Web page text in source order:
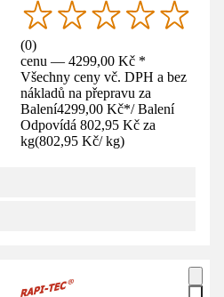
(0)
cenu — 4299,00 Kč *
Všechny ceny vč. DPH a bez
nákladů na přepravu za
Balení4299,00 Kč*/ Balení
Odpovídá 802,95 Kč za
kg(802,95 Kč/ kg)